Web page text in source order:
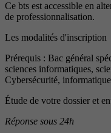
Ce bts est accessible en
de professionnalisation.
Les modalités d'inscription
Prérequis : Bac général
sciences informatiques,
Cybersécurité,
Étude de votre dossier et
Réponse sous 24h